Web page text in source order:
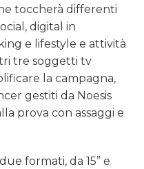
toccherà differenti
digital in
e lifestyle e attività
tre soggetti tv
la campagna,
gestiti da Noesis
prova con assaggi e
formati, da 15” e